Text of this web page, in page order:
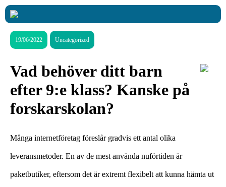
19/06/2022 Uncategorized
Vad behöver ditt barn
efter 9:e klass? Kanske på
forskarskolan?
Många internetföretag föreslår gradvis ett antal olika
leveransmetoder. En av de mest använda nuförtiden är
paketbutiker, eftersom det är extremt flexibelt att kunna hämta ut